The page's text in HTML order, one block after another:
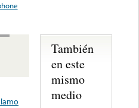
También
en este
mismo
medio